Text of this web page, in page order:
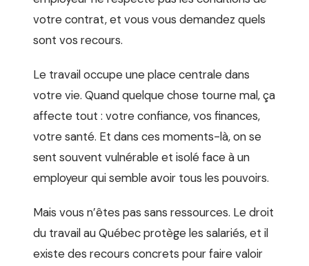
votre contrat, et vous vous demandez quels
sont vos recours.
Le travail occupe une place centrale dans
votre vie. Quand quelque chose tourne mal, ça
affecte tout : votre confiance, vos finances,
votre santé. Et dans ces moments-là, on se
sent souvent vulnérable et isolé face à un
employeur qui semble avoir tous les pouvoirs.
Mais vous n’êtes pas sans ressources. Le droit
du travail au Québec protège les salariés, et il
existe des recours concrets pour faire valoir